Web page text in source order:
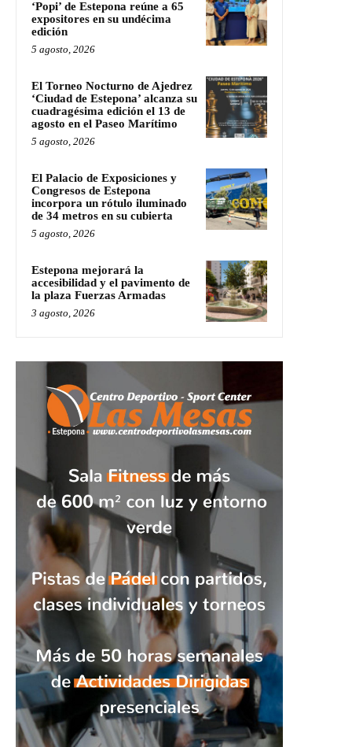
‘Popi’ de Estepona reúne a 65
expositores en su undécima
edición
5 agosto, 2026
El Torneo Nocturno de Ajedrez
‘Ciudad de Estepona’ alcanza su
cuadragésima edición el 13 de
agosto en el Paseo Marítimo
5 agosto, 2026
El Palacio de Exposiciones y
Congresos de Estepona
incorpora un rótulo iluminado
de 34 metros en su cubierta
5 agosto, 2026
Estepona mejorará la
accesibilidad y el pavimento de
la plaza Fuerzas Armadas
3 agosto, 2026